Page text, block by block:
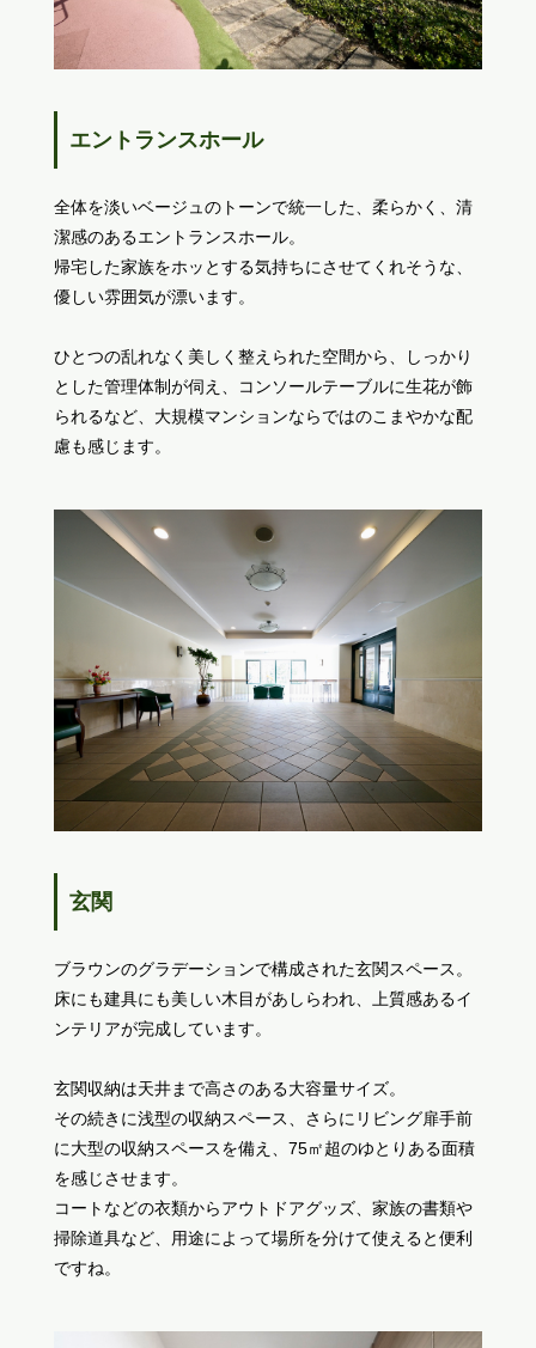
エントランスホール
全体を淡いベージュのトーンで統一した、柔らかく、清
潔感のあるエントランスホール。
帰宅した家族をホッとする気持ちにさせてくれそうな、
優しい雰囲気が漂います。
ひとつの乱れなく美しく整えられた空間から、しっかり
とした管理体制が伺え、コンソールテーブルに生花が飾
られるなど、大規模マンションならではのこまやかな配
慮も感じます。
玄関
ブラウンのグラデーションで構成された玄関スペース。
床にも建具にも美しい木目があしらわれ、上質感あるイ
ンテリアが完成しています。
玄関収納は天井まで高さのある大容量サイズ。
その続きに浅型の収納スペース、さらにリビング扉手前
に大型の収納スペースを備え、75㎡超のゆとりある面積
を感じさせます。
コートなどの衣類からアウトドアグッズ、家族の書類や
掃除道具など、用途によって場所を分けて使えると便利
ですね。